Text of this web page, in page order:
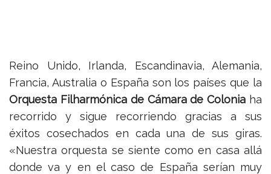
Reino Unido, Irlanda, Escandinavia, Alemania,
Francia, Australia o España son los países que la
Orquesta Filharmónica de Cámara de Colonia ha
recorrido y sigue recorriendo gracias a sus
éxitos cosechados en cada una de sus giras.
«Nuestra orquesta se siente como en casa allá
donde va y en el caso de España serían muy